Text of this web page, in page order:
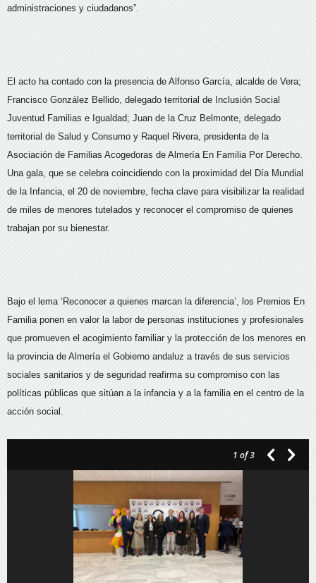
administraciones y ciudadanos”.
El acto ha contado con la presencia de Alfonso García, alcalde de Vera;
Francisco González Bellido, delegado territorial de Inclusión Social
Juventud Familias e Igualdad; Juan de la Cruz Belmonte, delegado
territorial de Salud y Consumo y Raquel Rivera, presidenta de la
Asociación de Familias Acogedoras de Almería En Familia Por Derecho.
Una gala, que se celebra coincidiendo con la proximidad del Día Mundial
de la Infancia, el 20 de noviembre, fecha clave para visibilizar la realidad
de miles de menores tutelados y reconocer el compromiso de quienes
trabajan por su bienestar.
Bajo el lema ‘Reconocer a quienes marcan la diferencia’, los Premios En
Familia ponen en valor la labor de personas instituciones y profesionales
que promueven el acogimiento familiar y la protección de los menores en
la provincia de Almería el Gobierno andaluz a través de sus servicios
sociales sanitarios y de seguridad reafirma su compromiso con las
políticas públicas que sitúan a la infancia y a la familia en el centro de la
acción social.
1 of 3